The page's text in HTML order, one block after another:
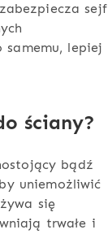
sejf
samemu, lepiej
ściany?
bądź
uniemożliwić
się
trwałe i